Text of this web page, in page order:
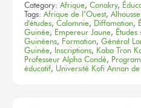
Category: Afrique, Conakry,
Tags: Afrique de l’Ouest,
d'études, Calomnie, Diffamation,
Guinée, Empereur Jaune,
Guinéens, Formation, Général
Guinée, Inscriptions, Kaba Tron
Professeur Alpha Condé,
éducatif, Université Kofi Annan